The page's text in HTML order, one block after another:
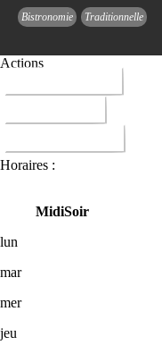
Bistronomie Traditionnelle
Actions
Horaires :
MidiSoir
lun
mar
mer
jeu